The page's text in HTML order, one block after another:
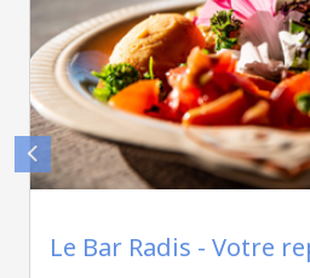
Le Bar Radis - Votre